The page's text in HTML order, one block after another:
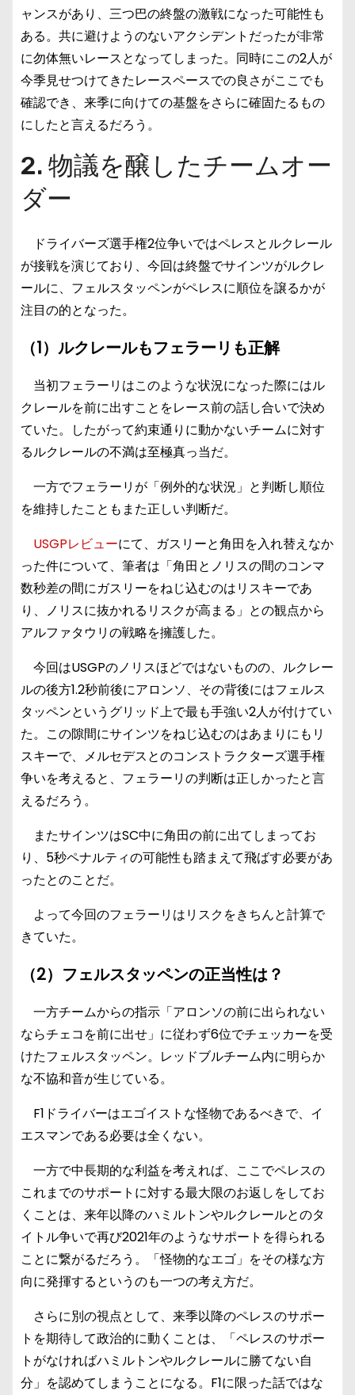
ャンスがあり、三つ巴の終盤の激戦になった可能性も
ある。共に避けようのないアクシデントだったが非常
に勿体無いレースとなってしまった。同時にこの2人が
今季見せつけてきたレースペースでの良さがここでも
確認でき、来季に向けての基盤をさらに確固たるもの
にしたと言えるだろう。
2. 物議を醸したチームオー
ダー
ドライバーズ選手権2位争いではペレスとルクレール
が接戦を演じており、今回は終盤でサインツがルクレ
ールに、フェルスタッペンがペレスに順位を譲るかが
注目の的となった。
（1）ルクレールもフェラーリも正解
当初フェラーリはこのような状況になった際にはル
クレールを前に出すことをレース前の話し合いで決め
ていた。したがって約束通りに動かないチームに対す
るルクレールの不満は至極真っ当だ。
一方でフェラーリが「例外的な状況」と判断し順位
を維持したこともまた正しい判断だ。
USGPレビューにて、ガスリーと角田を入れ替えなか
った件について、筆者は「角田とノリスの間のコンマ
数秒差の間にガスリーをねじ込むのはリスキーであ
り、ノリスに抜かれるリスクが高まる」との観点から
アルファタウリの戦略を擁護した。
今回はUSGPのノリスほどではないものの、ルクレー
ルの後方1.2秒前後にアロンソ、その背後にはフェルス
タッペンというグリッド上で最も手強い2人が付けてい
た。この隙間にサインツをねじ込むのはあまりにもリ
スキーで、メルセデスとのコンストラクターズ選手権
争いを考えると、フェラーリの判断は正しかったと言
えるだろう。
またサインツはSC中に角田の前に出てしまってお
り、5秒ペナルティの可能性も踏まえて飛ばす必要があ
ったとのことだ。
よって今回のフェラーリはリスクをきちんと計算で
きていた。
（2）フェルスタッペンの正当性は？
一方チームからの指示「アロンソの前に出られない
ならチェコを前に出せ」に従わず6位でチェッカーを受
けたフェルスタッペン。レッドブルチーム内に明らか
な不協和音が生じている。
F1ドライバーはエゴイストな怪物であるべきで、イ
エスマンである必要は全くない。
一方で中長期的な利益を考えれば、ここでペレスの
これまでのサポートに対する最大限のお返しをしてお
くことは、来年以降のハミルトンやルクレールとのタ
イトル争いで再び2021年のようなサポートを得られる
ことに繋がるだろう。「怪物的なエゴ」をその様な方
向に発揮するというのも一つの考え方だ。
さらに別の視点として、来季以降のペレスのサポー
トを期待して政治的に動くことは、「ペレスのサポー
トがなければハミルトンやルクレールに勝てない自
分」を認めてしまうことになる。F1に限った話ではな